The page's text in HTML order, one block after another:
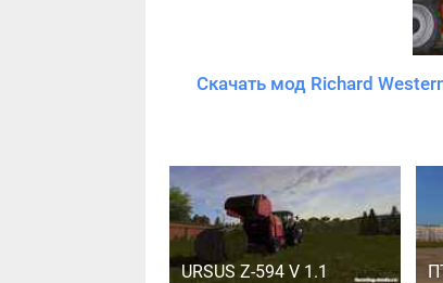
URSUS Z-594 V 1.1